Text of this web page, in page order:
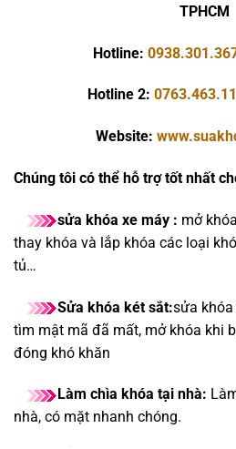
TPHCM
Hotline:
Hotline 2:
Website:
Chúng tôi có thể hỗ trợ tốt nhất
sửa khóa xe máy : mở
thay khóa và lắp khóa các loại
tủ…
Sửa khóa két sắt:sửa khóa
tìm mật mã đã mất, mở khóa khi
đóng khó khăn
Làm chìa khóa tại nhà:
nhà, có mặt nhanh chóng.